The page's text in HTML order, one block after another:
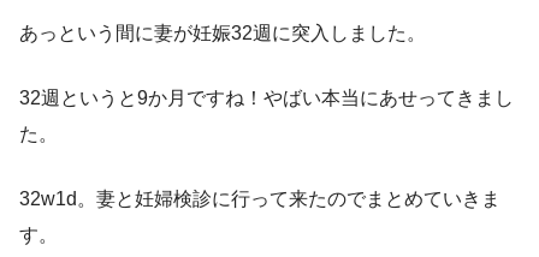
あっという間に妻が妊娠32週に突入しました。
32週というと9か月ですね！やばい本当にあせってきまし
た。
32w1d。妻と妊婦検診に行って来たのでまとめていきま
す。